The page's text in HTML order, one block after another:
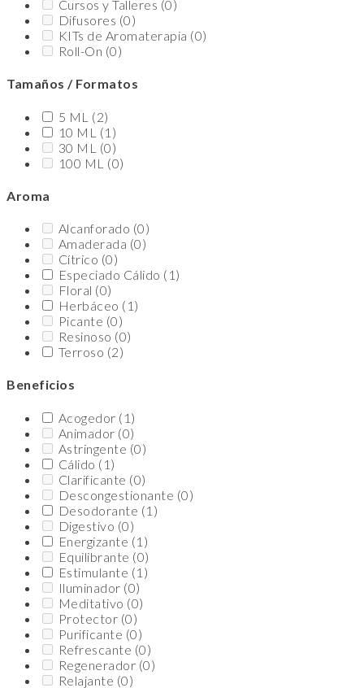
Cursos y Talleres (0)
Difusores (0)
KITs de Aromaterapia (0)
Roll-On (0)
Tamaños / Formatos
5 ML (2)
10 ML (1)
30 ML (0)
100 ML (0)
Aroma
Alcanforado (0)
Amaderada (0)
Cítrico (0)
Especiado Cálido (1)
Floral (0)
Herbáceo (1)
Picante (0)
Resinoso (0)
Terroso (2)
Beneficios
Acogedor (1)
Animador (0)
Astringente (0)
Cálido (1)
Clarificante (0)
Descongestionante (0)
Desodorante (1)
Digestivo (0)
Energizante (1)
Equilibrante (0)
Estimulante (1)
Iluminador (0)
Meditativo (0)
Protector (0)
Purificante (0)
Refrescante (0)
Regenerador (0)
Relajante (0)